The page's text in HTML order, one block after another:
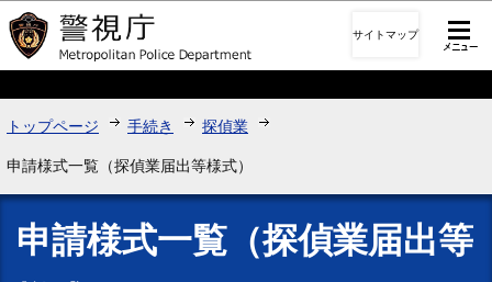
このページの本文へ移動
サイトマップ
トップページ 手続き 探偵業
申請様式一覧（探偵業届出等様式）
申請様式一覧（探偵業届出等